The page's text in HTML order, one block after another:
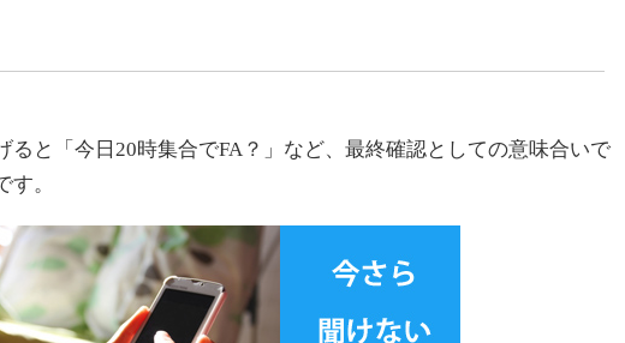
と「今日20時集合でFA？」など、最終確認としての意味合いで
。